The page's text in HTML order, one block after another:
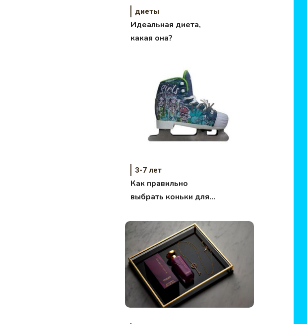
диеты
Идеальная диета,
какая она?
3-7 лет
Как правильно
выбрать коньки для